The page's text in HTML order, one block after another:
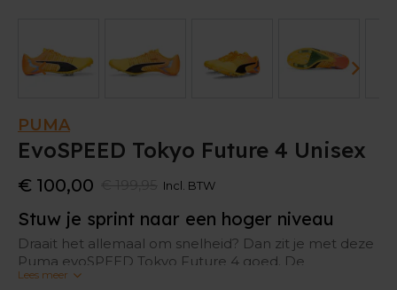
PUMA
EvoSPEED Tokyo Future 4 Unisex
€ 100,00 Incl. BTW
Stuw je sprint naar een hoger niveau
Draait het allemaal om snelheid? Dan zit je met deze
Puma evoSPEED Tokyo Future 4 goed. De
koolstofvezelplaat die intern langs de onderkant van
Lees meer